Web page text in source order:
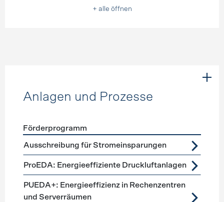
+ alle öffnen
Anlagen und Prozesse
Förderprogramme Anlagen und Prozesse
Förderprogramm
Ausschreibung für Stromeinsparungen
ProEDA: Energieeffiziente Druckluftanlagen
PUEDA+: Energieeffizienz in Rechenzentren
und Serverräumen